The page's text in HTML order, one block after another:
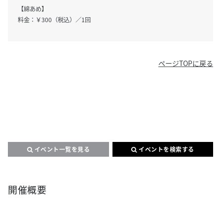
【綿あめ】
料金：￥300（税込）／1回
ページTOPに戻る
イベント一覧を見る イベントを検索する
開催概要